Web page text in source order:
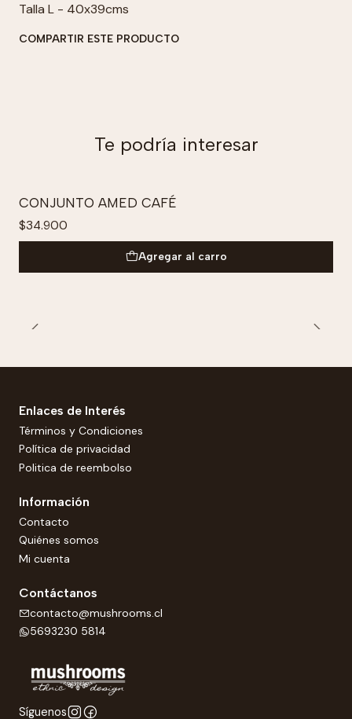
Talla L - 40x39cms
COMPARTIR ESTE PRODUCTO
Te podría interesar
CONJUNTO AMED CAFÉ
$34.900
Agregar al carro
Enlaces de Interés
Términos y Condiciones
Política de privacidad
Politica de reembolso
Información
Contacto
Quiénes somos
Mi cuenta
Contáctanos
contacto@mushrooms.cl
5693230 5814
Síguenos